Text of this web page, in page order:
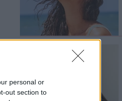
personal or
out section to